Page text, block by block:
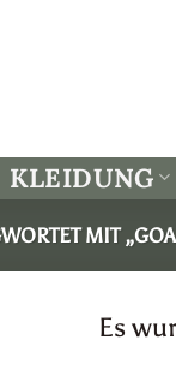
KLEIDUNG
MIT
Es